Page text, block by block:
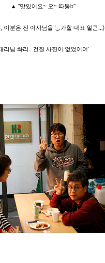
▲ "맛있어요~ 오~ 따봉b"
이분은 전 이사님을 능가할 대표 얼큰...)
리님 쏴리.. 건질 사진이 없었어여'